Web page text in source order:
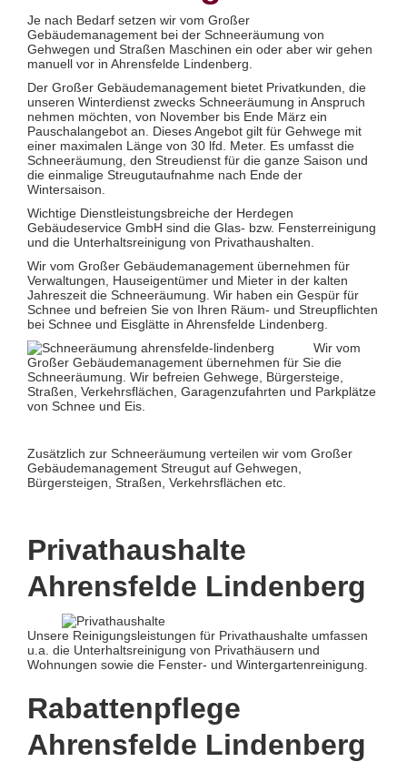
Grundreinigung
Industriereinigung
Kino- und Theatersaalreinigung
Kitareinigung
Praxisreinigung
Privathaushaltsreinigung
Restaurantreinigung
Schulreinigung
Solaranlagenreinigung mit Osmosetechnik
Teppichbodenreinigung
Unterhaltsreinigung
Veranstaltungsreinigung
Verkehrs- und Grauflächenreinigung
Hausmeisterservice
Grünflächenpflege
Winterdienst
Je nach Bedarf setzen wir vom Großer
Gebäudemanagement bei der Schneeräumung von
Gehwegen und Straßen Maschinen ein oder aber wir gehen
manuell vor in Ahrensfelde Lindenberg.
Der Großer Gebäudemanagement bietet Privatkunden, die
unseren Winterdienst zwecks Schneeräumung in Anspruch
nehmen möchten, von November bis Ende März ein
Pauschalangebot an. Dieses Angebot gilt für Gehwege mit
einer maximalen Länge von 30 lfd. Meter. Es umfasst die
Schneeräumung, den Streudienst für die ganze Saison und
die einmalige Streugutaufnahme nach Ende der
Wintersaison.
Wichtige Dienstleistungsbreiche der Herdegen
Gebäudeservice GmbH sind die Glas- bzw. Fensterreinigung
und die Unterhaltsreinigung von Privathaushalten.
Wir vom Großer Gebäudemanagement übernehmen für
Verwaltungen, Hauseigentümer und Mieter in der kalten
Jahreszeit die Schneeräumung. Wir haben ein Gespür für
Schnee und befreien Sie von Ihren Räum- und Streupflichten
bei Schnee und Eisglätte in Ahrensfelde Lindenberg.
Wir vom
Großer Gebäudemanagement übernehmen für Sie die
Schneeräumung. Wir befreien Gehwege, Bürgersteige,
Straßen, Verkehrsflächen, Garagenzufahrten und Parkplätze
von Schnee und Eis.
Zusätzlich zur Schneeräumung verteilen wir vom Großer
Gebäudemanagement Streugut auf Gehwegen,
Bürgersteigen, Straßen, Verkehrsflächen etc.
Privathaushalte
Ahrensfelde Lindenberg
Unsere Reinigungsleistungen für Privathaushalte umfassen
u.a. die Unterhaltsreinigung von Privathäusern und
Wohnungen sowie die Fenster- und Wintergartenreinigung.
Rabattenpflege
Ahrensfelde Lindenberg